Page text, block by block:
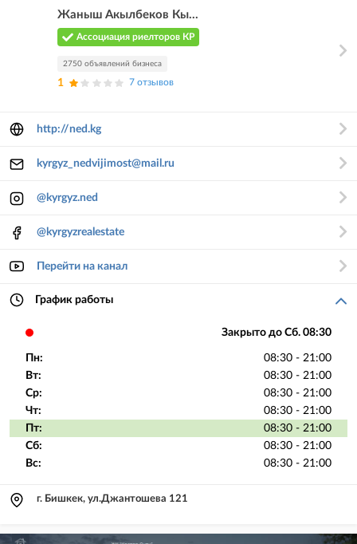
Жаныш Акылбеков Кы...
Ассоциация риелторов КР
2750 объявлений бизнеса
1 7 отзывов
http://ned.kg
kyrgyz_nedvijimost@mail.ru
@kyrgyz.ned
@kyrgyzrealestate
Перейти на канал
График работы
Закрыто до Сб. 08:30
Пн:
08:30 - 21:00
Вт:
08:30 - 21:00
Ср:
08:30 - 21:00
Чт:
08:30 - 21:00
Пт:
08:30 - 21:00
Сб:
08:30 - 21:00
Вс:
08:30 - 21:00
г. Бишкек, ул.Джантошева 121